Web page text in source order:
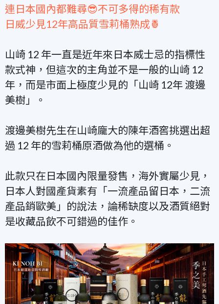
連日本國內都難尋😎不可多得的稀有款
日威少見12年高品質雪莉桶熟成🍍
山崎 12 年一直是近年來日本威士忌的指標性
款式神，但這次的主角並不是一般的山崎 12
年，而是市面上極度少見的「山崎 12年 渡邊
美樹」。
渡邊美樹先生在山崎龐大的陳年酒窖挑選出超
過 12 年的雪莉桶原酒做為他的選桶。
此款只在日本國內限量發售，海外實屬少見，
日本人對國產貨素有「一流產品留日本，二流
產品銷歐美」的說法，論稀缺度以及酒質絕對
是收藏品飲不可錯過的佳作。